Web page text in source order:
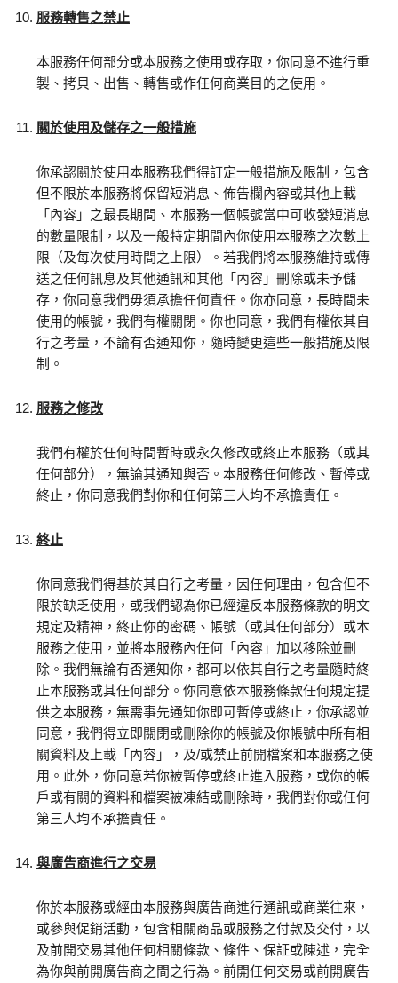
服務轉售之禁止
本服務任何部分或本服務之使用或存取，你同意不進行重
製、拷貝、出售、轉售或作任何商業目的之使用。
關於使用及儲存之一般措施
你承認關於使用本服務我們得訂定一般措施及限制，包含
但不限於本服務將保留短消息、佈告欄內容或其他上載
「內容」之最長期間、本服務一個帳號當中可收發短消息
的數量限制，以及一般特定期間內你使用本服務之次數上
限（及每次使用時間之上限）。若我們將本服務維持或傳
送之任何訊息及其他通訊和其他「內容」刪除或未予儲
存，你同意我們毋須承擔任何責任。你亦同意，長時間未
使用的帳號，我們有權關閉。你也同意，我們有權依其自
行之考量，不論有否通知你，隨時變更這些一般措施及限
制。
服務之修改
我們有權於任何時間暫時或永久修改或終止本服務（或其
任何部分），無論其通知與否。本服務任何修改、暫停或
終止，你同意我們對你和任何第三人均不承擔責任。
終止
你同意我們得基於其自行之考量，因任何理由，包含但不
限於缺乏使用，或我們認為你已經違反本服務條款的明文
規定及精神，終止你的密碼、帳號（或其任何部分）或本
服務之使用，並將本服務內任何「內容」加以移除並刪
除。我們無論有否通知你，都可以依其自行之考量隨時終
止本服務或其任何部分。你同意依本服務條款任何規定提
供之本服務，無需事先通知你即可暫停或終止，你承認並
同意，我們得立即關閉或刪除你的帳號及你帳號中所有相
關資料及上載「內容」，及/或禁止前開檔案和本服務之使
用。此外，你同意若你被暫停或終止進入服務，或你的帳
戶或有關的資料和檔案被凍結或刪除時，我們對你或任何
第三人均不承擔責任。
與廣告商進行之交易
你於本服務或經由本服務與廣告商進行通訊或商業往來，
或參與促銷活動，包含相關商品或服務之付款及交付，以
及前開交易其他任何相關條款、條件、保証或陳述，完全
為你與前開廣告商之間之行為。前開任何交易或前開廣告